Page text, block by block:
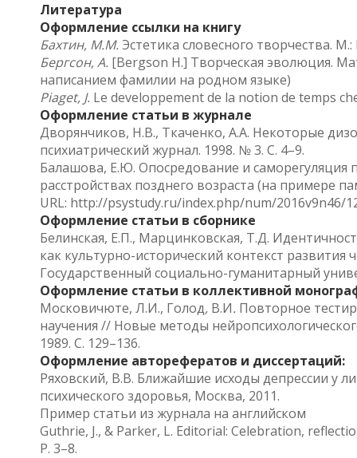
Литература
Оформление ссылки на книгу
Бахтин, М.М. Эстетика словесного творчества. М.:
Бергсон, А. [Bergson H.] Творческая эволюция.
написанием фамилии на родном языке)
Piaget, J. Le developpement de la notion de temps
Оформление статьи в журнале
Дворянчиков, Н.В., Ткаченко, А.А. Некоторые
психиатрический журнал. 1998. № 3. С. 4–9.
Балашова, Е.Ю. Опосредование и саморегуляция
расстройствах позднего возраста (на примере
URL: http://psystudy.ru/index.php/num/2016v9n46/
Оформление статьи в сборнике
Белинская, Е.П., Марцинковская, Т.Д.
как культурно-исторический контекст
Государственный социально-гуманитарный
Оформление статьи в коллективной
Московичюте, Л.И., Голод, В.И. Повторное
научения // Новые методы
1989. С. 129–136.
Оформление авторефератов и диссертаций:
Ряховский, В.В. Ближайшие исходы депрессии у
психического здоровья, Москва, 2011.
Пример статьи из журнала на английском
Guthrie, J., & Parker, L. Editorial: Celebration,
P. 3–8.